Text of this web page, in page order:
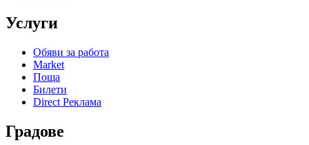
Услуги
Обяви за работа
Market
Поща
Билети
Direct Реклама
Градове